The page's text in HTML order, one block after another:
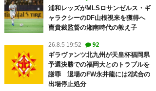
浦和レッズがMLSロサンゼルス・ギ
ャラクシーのDF山根視来を獲得へ
曺貴裁監督の湘南時代の教え子
26.8.5 19:52 92
ギラヴァンツ北九州が天皇杯福岡県
予選決勝での福岡大とのトラブルを
謝罪 退場のFW永井龍には2試合の
出場停止処分